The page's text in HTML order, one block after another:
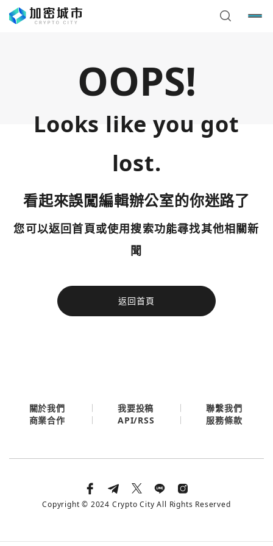
OOPS!
Looks like you got
lost.
看起來誤闖編輯辦公室的你迷路了
您可以返回首頁或使用搜索功能尋找其他相關新
聞
返回首頁
今日熱門
使用以下帳號繼續
您已閒置5分鐘，請點擊關閉按鈕或空白處，即可回到加密
今日熱門
關於我們 我要投稿
聯繫我們
商業合作
API/RSS 服務條款
Copyright © 2024 Crypto City All Rights Reserved